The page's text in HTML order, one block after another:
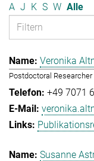
A J K S W Alle
Veronika
Postdoctoral Researcher
+49 7071
Susanne